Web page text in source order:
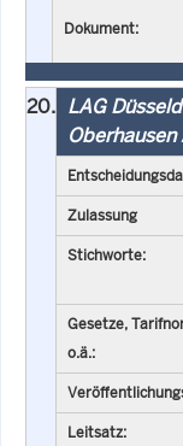
Dokument:
20. LAG
Zulassung
Stichworte:
Gesetze,
o.ä.:
Leitsatz: